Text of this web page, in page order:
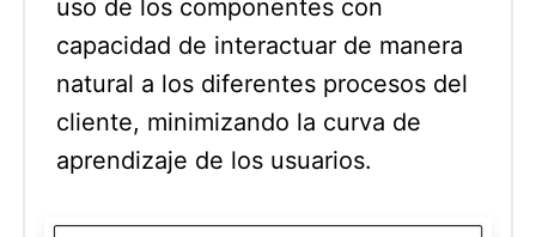
uso de los componentes con
capacidad de interactuar de manera
natural a los diferentes procesos del
cliente, minimizando la curva de
aprendizaje de los usuarios.